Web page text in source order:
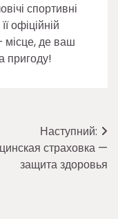
спортивні
офіційній
місце, де ваш
пригоду!
Наступний:
страховка —
защита здоровья